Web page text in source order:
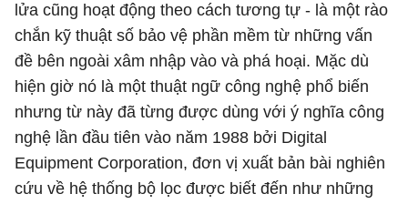
lửa cũng hoạt động theo cách tương tự - là một rào
chắn kỹ thuật số bảo vệ phần mềm từ những vấn
đề bên ngoài xâm nhập vào và phá hoại. Mặc dù
hiện giờ nó là một thuật ngữ công nghệ phổ biến
nhưng từ này đã từng được dùng với ý nghĩa công
nghệ lần đầu tiên vào năm 1988 bởi Digital
Equipment Corporation, đơn vị xuất bản bài nghiên
cứu về hệ thống bộ lọc được biết đến như những